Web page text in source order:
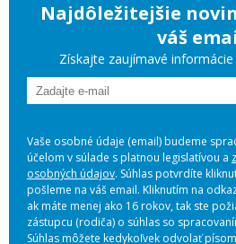
Najdôležitejšie
váš
Získajte zaujímavé
Vaše osobné údaje (email) budeme
účelom v súlade s platnou legislatívou a
osobných údajov. Súhlas potvrdíte
pošleme na váš email. Kliknutím na
ak máte menej ako 16 rokov, tak ste
zástupcu (rodiča) o súhlas so
Súhlas môžete kedykoľvek odvolať